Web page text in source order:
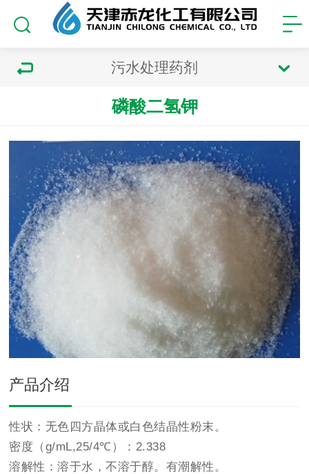
污水处理药剂
磷酸二氢钾
产品介绍
性状：无色四方晶体或白色结晶性粉末。
密度（g/mL,25/4℃）：2.338
溶解性：溶于水，不溶于醇。有潮解性。